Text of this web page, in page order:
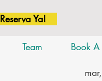
Reserva Ya!
Team Book